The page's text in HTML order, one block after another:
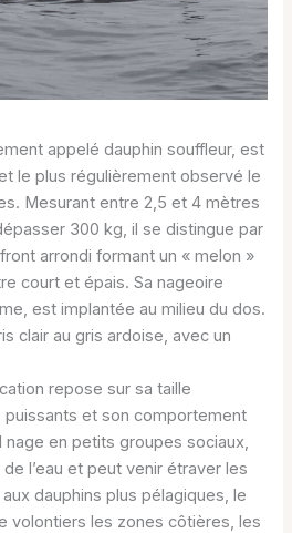
appelé dauphin souffleur, est
le plus régulièrement observé le
Mesurant entre 2,5 et 4 mètres
300 kg, il se distingue par
arrondi formant un « melon »
court et épais. Sa nageoire
est implantée au milieu du dos.
clair au gris ardoise, avec un
repose sur sa taille
et son comportement
en petits groupes sociaux,
l’eau et peut venir étraver les
dauphins plus pélagiques, le
volontiers les zones côtières, les